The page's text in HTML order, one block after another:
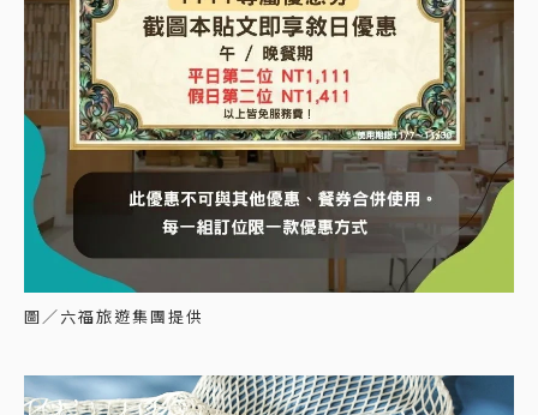
圖／六福旅遊集團提供